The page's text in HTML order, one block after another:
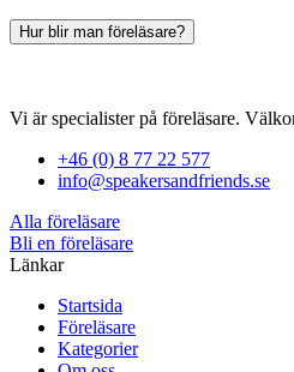
Hur blir man föreläsare?
Vi är specialister på föreläsare.
+46 (0) 8 77 22 577
info@speakersandfriends.se
Alla föreläsare
Bli en föreläsare​
Länkar
Startsida
Föreläsare
Kategorier